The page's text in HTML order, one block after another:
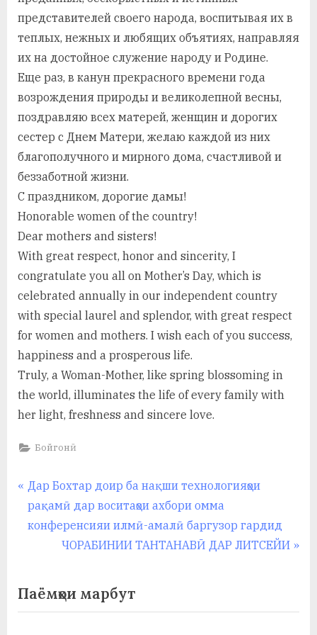
представителей своего народа, воспитывая их в
теплых, нежных и любящих объятиях, направляя
их на достойное служение народу и Родине.
Еще раз, в канун прекрасного времени года
возрождения природы и великолепной весны,
поздравляю всех матерей, женщин и дорогих
сестер с Днем Матери, желаю каждой из них
благополучного и мирного дома, счастливой и
беззаботной жизни.
С праздником, дорогие дамы!
Honorable women of the country!
Dear mothers and sisters!
With great respect, honor and sincerity, I
congratulate you all on Mother’s Day, which is
celebrated annually in our independent country
with special laurel and splendor, with great respect
for women and mothers. I wish each of you success,
happiness and a prosperous life.
Truly, a Woman-Mother, like spring blossoming in
the world, illuminates the life of every family with
her light, freshness and sincere love.
Бойгонӣ
Навигация
по
записям
P
r
e
Дар Бохтар доир ба нақши технологияҳои
рақамӣ дар воситаҳои ахбори омма
конференсияи илмӣ-амалӣ баргузор гардид
N
t
ЧОРАБИНИИ ТАНТАНАВӢ ДАР ЛИТСЕЙИ
Паёмҳои марбут